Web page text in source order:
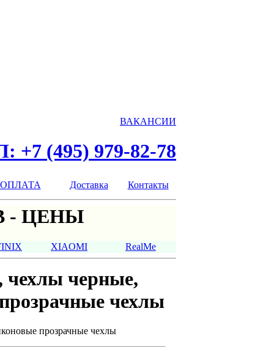
ВАКАНСИИ
+7 (495) 979-82-78
ОПЛАТА Доставка Контакты
- ЦЕНЫ
XIAOMI RealMe
чехлы черные,
чехлы
прозрачные чехлы